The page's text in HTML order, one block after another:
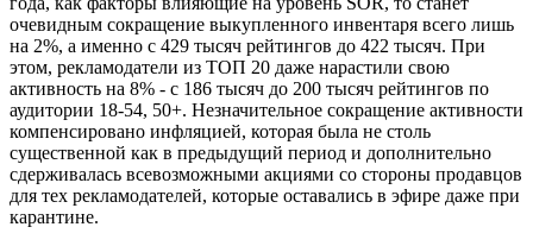
очевидным сокращение выкупленного инвентаря всего лишь
на 2%, а именно с 429 тысяч рейтингов до 422 тысяч. При
этом, рекламодатели из ТОП 20 даже нарастили свою
активность на 8% - с 186 тысяч до 200 тысяч рейтингов по
аудитории 18-54, 50+. Незначительное сокращение активности
компенсировано инфляцией, которая была не столь
существенной как в предыдущий период и дополнительно
сдерживалась всевозможными акциями со стороны продавцов
для тех рекламодателей, которые оставались в эфире даже при
карантине.